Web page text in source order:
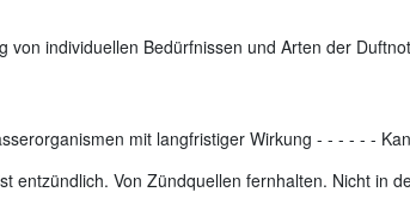
individuellen Bedürfnissen und Arten der
mit langfristiger Wirkung - - - - - -
entzündlich. Von Zündquellen fernhalten. Nicht in